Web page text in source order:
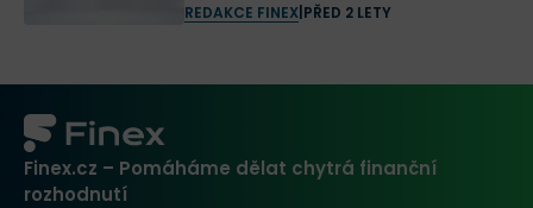
REDAKCE FINEX| PŘED 2 LETY
Finex.cz – Pomáháme dělat chytrá finanční
rozhodnutí